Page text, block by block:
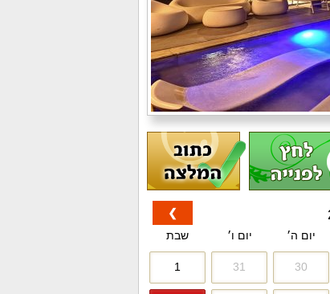
יום ה׳ יום ו׳ שבת
30
31
1
❯